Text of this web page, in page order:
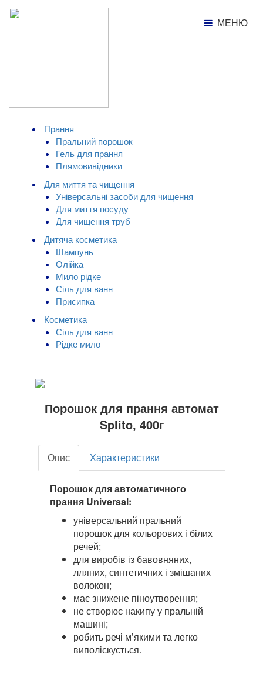
МЕНЮ
МЕНЮ
КАТАЛОГ ТОВАРІВ
Прання
Пральний порошок
Гель для прання
Плямовивідники
Для миття та чищення
Універсальні засоби для чищення
Для миття посуду
Для чищення труб
Дитяча косметика
Шампунь
Олійка
Мило рідке
Сіль для ванн
Присипка
Косметика
Сіль для ванн
Рідке мило
Порошок для прання автомат
Splito, 400г
Опис Характеристики
Порошок для автоматичного
прання Universal:
універсальний пральний
порошок для кольорових і білих
речей;
для виробів із бавовняних,
лляних, синтетичних і змішаних
волокон;
має знижене піноутворення;
не створює накипу у пральній
машині;
робить речі м’якими та легко
виполіскується.